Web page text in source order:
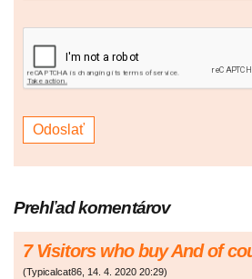
Prehľad komentárov
7 Visitors who buy And of
(Typicalcat86, 14. 4. 2020 20:29)